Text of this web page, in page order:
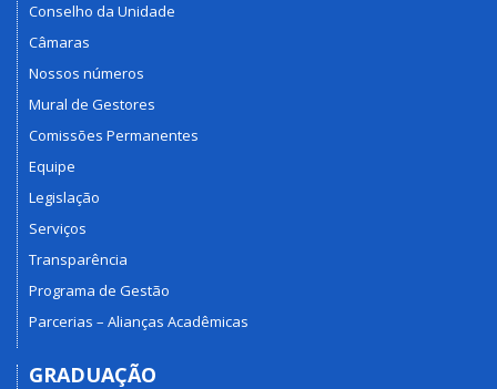
Conselho da Unidade
Câmaras
Nossos números
Mural de Gestores
Comissões Permanentes
Equipe
Legislação
Serviços
Transparência
Programa de Gestão
Parcerias – Alianças Acadêmicas
GRADUAÇÃO